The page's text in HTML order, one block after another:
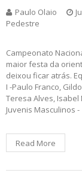
Paulo Olaio
Pedestre
Campeonato
maior festa da
deixou ficar atrás.
I -Paulo Franco,
Teresa Alves,
Juvenis Masculinos -
Read More